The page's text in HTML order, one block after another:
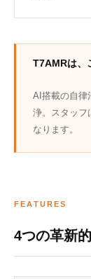
T7AMRは、
AI搭載の自律
浄。スタッフ
なります。
FEATURES
4つの革新